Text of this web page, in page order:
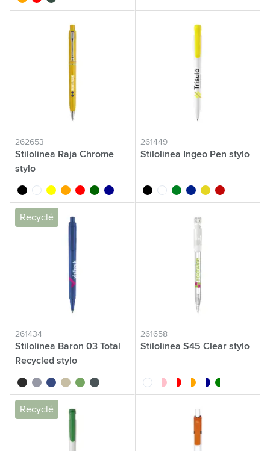
262653
Stilolinea Raja Chrome
stylo
noir blancjauneorangerougevert foncébleu foncé
261449
Stilolinea Ingeo Pen stylo
noir blancvert bleu jaunerouge
Recyclé
261434
Stilolinea Baron 03 Total
Recycled stylo
noir gris bleu beigevert clairvert foncé
261658
Stilolinea S45 Clear stylo
blanc translucide
rose translucide
rouge translucide
orange translucide
bleu foncé
vert translucide
Recyclé